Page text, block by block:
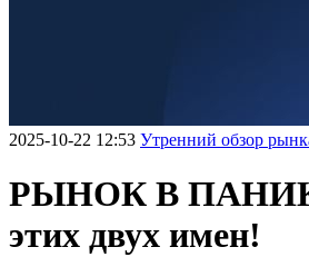
2025-10-22 12:53 Утренний обзор
РЫНОК В
этих двух имен!